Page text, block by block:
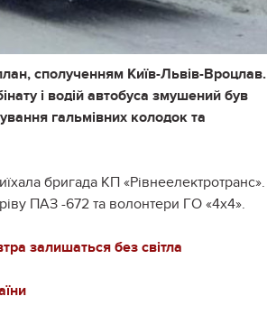
сполученням Київ-Львів-Вроцлав.
і водій автобуса змушений був
гальмівних колодок та
бригада КП «Рівнеелектротранс».
ПАЗ -672 та волонтери ГО «4x4».
залишаться без світла